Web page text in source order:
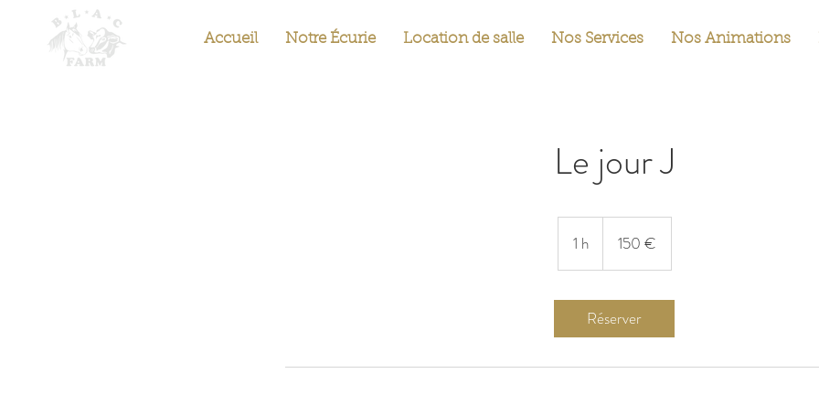
Accueil Notre Écurie Location de salle Nos Services Nos Animations
Le jour J
1 h1 150 €
Réserver